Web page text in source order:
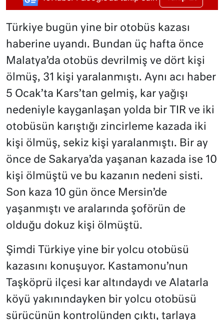
Türkiye bugün yine bir otobüs kazası
haberine uyandı. Bundan üç hafta önce
Malatya’da otobüs devrilmiş ve dört kişi
ölmüş, 31 kişi yaralanmıştı. Aynı acı haber
5 Ocak’ta Kars’tan gelmiş, kar yağışı
nedeniyle kayganlaşan yolda bir TIR ve iki
otobüsün karıştığı zincirleme kazada iki
kişi ölmüş, sekiz kişi yaralanmıştı. Bir ay
önce de Sakarya’da yaşanan kazada ise 10
kişi ölmüştü ve bu kazanın nedeni sisti.
Son kaza 10 gün önce Mersin’de
yaşanmıştı ve aralarında şoförün de
olduğu dokuz kişi ölmüştü.
Şimdi Türkiye yine bir yolcu otobüsü
kazasını konuşuyor. Kastamonu’nun
Taşköprü ilçesi kar altındaydı ve Alatarla
köyü yakınındayken bir yolcu otobüsü
sürücünün kontrolünden çıktı, tarlaya